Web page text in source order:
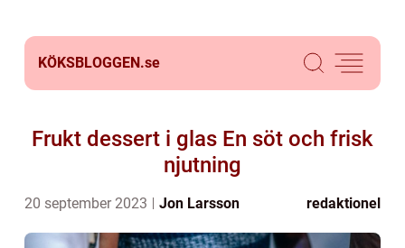
KÖKSBLOGGEN.se
Frukt dessert i glas En söt och frisk
njutning
20 september 2023 Jon Larsson redaktionel